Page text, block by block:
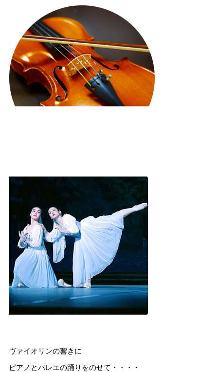
ヴァイオリンの響きに
ピアノとバレエの踊りをのせて・・・・